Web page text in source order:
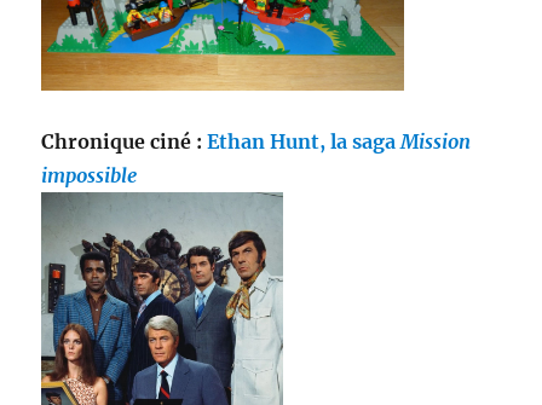
Chronique ciné :Ethan Hunt, la saga Mission
impossible